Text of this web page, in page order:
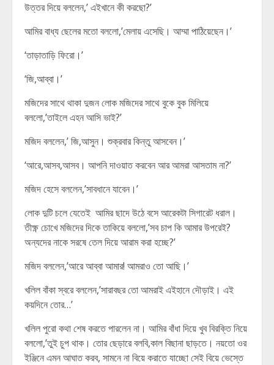
উত্তর দিয়ে বললেন,’ এইখানে কী করছো?’
আমির বাধ্য ছেলের মতো বললো,’মেলায় এসেছি। আম্মা পাঠিয়েছেন।’
‘তাড়াতাড়ি ফিরো।’
‘জি,আব্বা।’
মজিদের সাথে থাকা দুজন লোক মজিদের সাথে বুকে বুক মিলিয়ে
বললো,’তাইলে এহন আসি ভাই?’
মজিদ বললেন,’ জি,আসুন। শুক্রবার কিন্তু আসবেন।’
‘আরে,আসব,আসব। আপনি দাওয়াত করবেন আর আমরা আসতাম না?’
মজিদ হেসে বললেন,’সাবধানে যাবেন।’
লোক দুটি চলে যেতেই আমির ছাদে উঠে বসে আরেকটা সিগারেট ধরাল।
তীক্ষ্ণ চোখে মজিদের দিকে তাকিয়ে বললো,’সব চাপ কি আমার উপরেই?
অন্যদের নাকে সরষে তেল দিয়ে আরাম করা হচ্ছে?’
মজিদ বললেন,’আরে আব্বা আমার! আমরাও তো আছি।’
খলিল বাঁকা স্বরে বললেন,’সারাবছর তো আমরাই এইহানে দৌড়াই। এই
কয়দিনে তোর…’
খলিল পুরো কথা শেষ করতে পারলেন না। আমির বাঁধা দিয়ে খুব বিরক্তি নিয়ে
বললো,’তুই চুপ থাক। তোর ছেড়ারে বলবি,কাল বিছানা ছাড়তে। নয়তো ওর
ইঞ্জিনে এমন আঘাত করব, সামনে না বিয়ে করাতে যাচ্ছো সেই বিয়ে ভেস্তে